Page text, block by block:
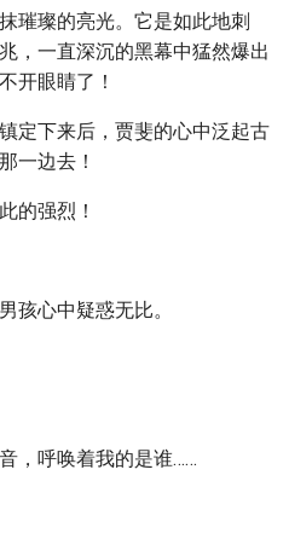
璀璨的亮光。它是如此地刺
，一直深沉的黑幕中猛然爆出
开眼睛了！
定下来后，贾斐的心中泛起古
一边去！
的强烈！
孩心中疑惑无比。
，呼唤着我的是谁……